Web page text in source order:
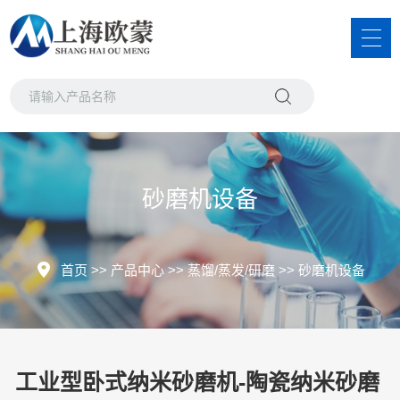
砂磨机设备
首页 >> 产品中心>>蒸馏/蒸发/研磨 >> 砂磨机设备
工业型卧式纳米砂磨机-陶瓷纳米砂磨